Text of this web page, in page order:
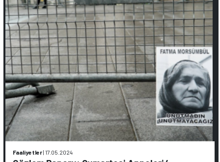
Faaliyetler|17.05.2024